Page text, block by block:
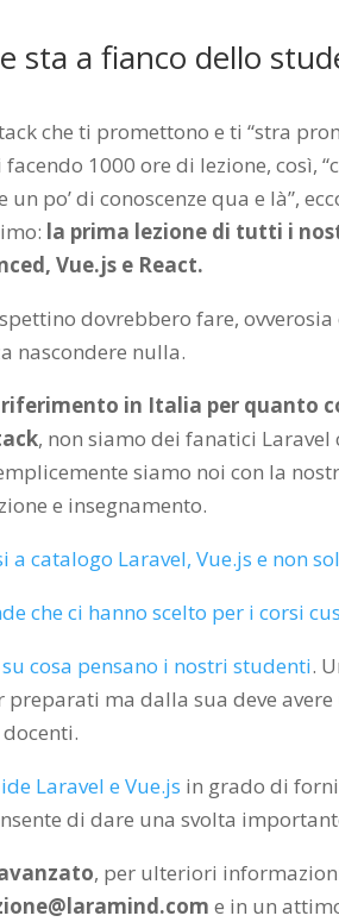
sta a fianco dello
che ti promettono e ti “stra
1000 ore di lezione, così,
po’ di conoscenze qua e là”,
la prima lezione di tutti i
Vue.js e React.
dovrebbero fare,
nascondere nulla.
in Italia per quanto
, non siamo dei fanatici
siamo noi con la
e insegnamento.
a catalogo Laravel, Vue.js e non
che ci hanno scelto per i corsi
cosa pensano i nostri studenti.
preparati ma dalla sua deve
Laravel e Vue.js in grado di
di dare una svolta
, per ulteriori
e in un